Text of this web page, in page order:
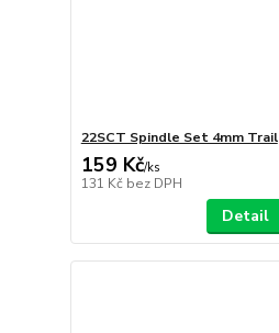
22SCT Spindle Set 4mm Trail
159 Kč/ks
131 Kč bez DPH
Detail